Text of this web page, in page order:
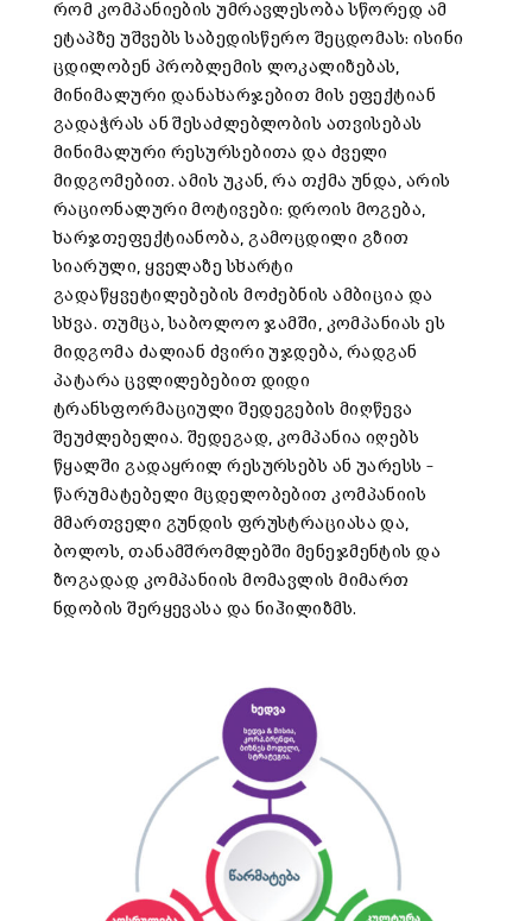
რომ კომპანიების უმრავლესობა სწორედ ამ
ეტაპზე უშვებს საბედისწერო შეცდომას: ისინი
ცდილობენ პრობლემის ლოკალიზებას,
მინიმალური დანახარჯებით მის ეფექტიან
გადაჭრას ან შესაძლებლობის ათვისებას
მინიმალური რესურსებითა და ძველი
მიდგომებით. ამის უკან, რა თქმა უნდა, არის
რაციონალური მოტივები: დროის მოგება,
ხარჯთეფექტიანობა, გამოცდილი გზით
სიარული, ყველაზე სხარტი
გადაწყვეტილებების მოძებნის ამბიცია და
სხვა. თუმცა, საბოლოო ჯამში, კომპანიას ეს
მიდგომა ძალიან ძვირი უჯდება, რადგან
პატარა ცვლილებებით დიდი
ტრანსფორმაციული შედეგების მიღწევა
შეუძლებელია. შედეგად, კომპანია იღებს
წყალში გადაყრილ რესურსებს ან უარესს –
წარუმატებელი მცდელობებით კომპანიის
მმართველი გუნდის ფრუსტრაციასა და,
ბოლოს, თანამშრომლებში მენეჯმენტის და
ზოგადად კომპანიის მომავლის მიმართ
ნდობის შერყევასა და ნიჰილიზმს.